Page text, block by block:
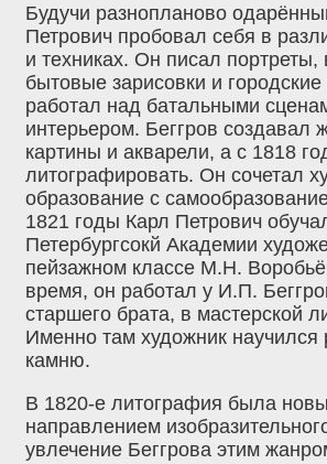
Будучи разнопланово
Петрович пробовал себя в
и техниках. Он писал
бытовые зарисовки и
работал над батальными
интерьером. Беггров создавал
картины и акварели, а с 1818
литографировать. Он сочетал
образование с
1821 годы Карл Петрович
Петербургсокй Академии
пейзажном классе М.Н.
время, он работал у И.П.
старшего брата, в мастерской
Именно там художник научился
камню.
В 1820-е литография была
направлением
увлечение Беггрова этим